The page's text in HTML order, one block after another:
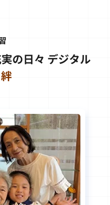
の日々 デジタル